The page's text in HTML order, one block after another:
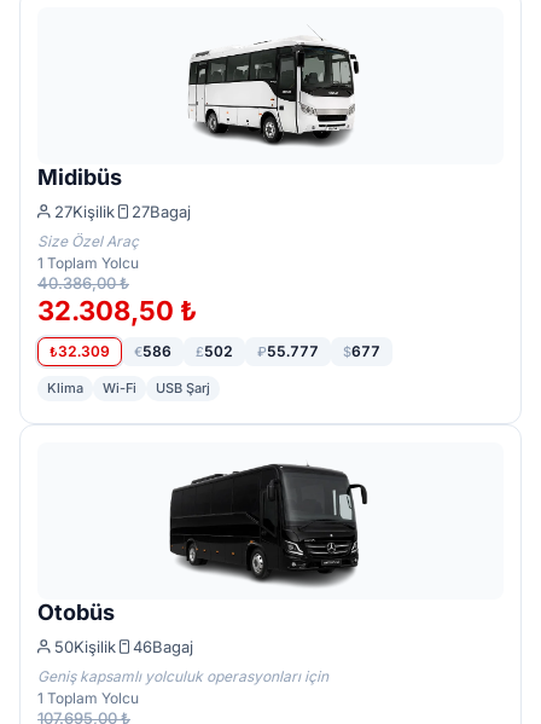
Midibüs
27Kişilik 27Bagaj
Size Özel Araç
1 Toplam Yolcu
40.386,00 ₺
32.308,50 ₺
₺32.309 €586 £502 ₽55.777 $677
Klima Wi-Fi USB Şarj
Otobüs
50Kişilik 46Bagaj
Geniş kapsamlı yolculuk operasyonları için
1 Toplam Yolcu
107.695,00 ₺